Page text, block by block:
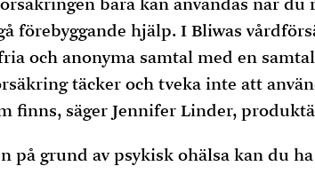
bara kan användas när
förebyggande hjälp. I Bliwas
och anonyma samtal med en
täcker och tveka inte att
finns, säger Jennifer Linder,
på grund av psykisk ohälsa kan du